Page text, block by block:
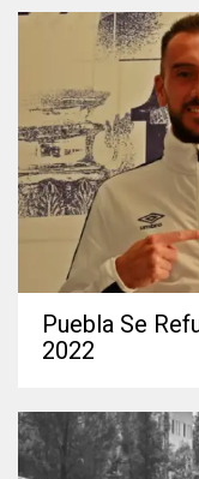
Puebla Se
2022